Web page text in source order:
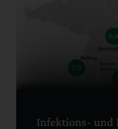
Infektions- und